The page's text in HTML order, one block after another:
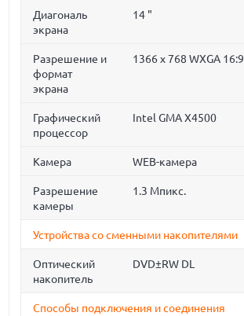
Диагональ
экрана
14 "
Разрешение и
формат
экрана
1366 x 768 WXGA 16:9
Графический
процессор
Intel GMA X4500
Камера WEB-камера
Разрешение
камеры
1.3 Мпикс.
Устройства со сменными накопителями
Оптический
накопитель
DVD±RW DL
Способы подключения и соединения